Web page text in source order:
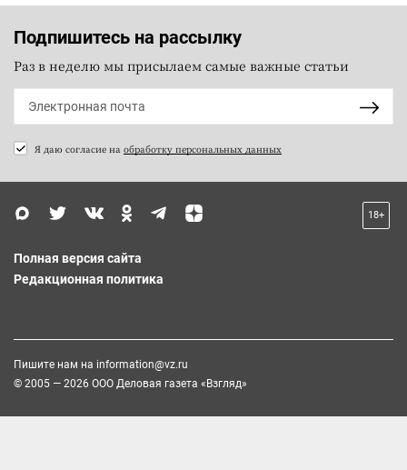
Подпишитесь на рассылку
Раз в неделю мы присылаем самые важные статьи
Я даю согласие на обработку персональных данных
18+
Полная версия сайта
Редакционная политика
Пишите нам на information@vz.ru
© 2005 — 2026 ООО Деловая газета «Взгляд»